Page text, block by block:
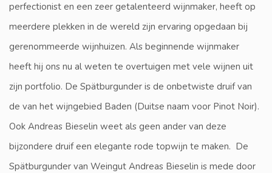
perfectionist en een zeer getalenteerd wijnmaker, heeft op
meerdere plekken in de wereld zijn ervaring opgedaan bij
gerenommeerde wijnhuizen. Als beginnende wijnmaker
heeft hij ons nu al weten te overtuigen met vele wijnen uit
zijn portfolio. De Spätburgunder is de onbetwiste druif van
de van het wijngebied Baden (Duitse naam voor Pinot Noir).
Ook Andreas Bieselin weet als geen ander van deze
bijzondere druif een elegante rode topwijn te maken. De
Spätburgunder van Weingut Andreas Bieselin is mede door